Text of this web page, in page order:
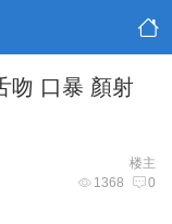
吻 口暴 顏射
楼主
1368 0